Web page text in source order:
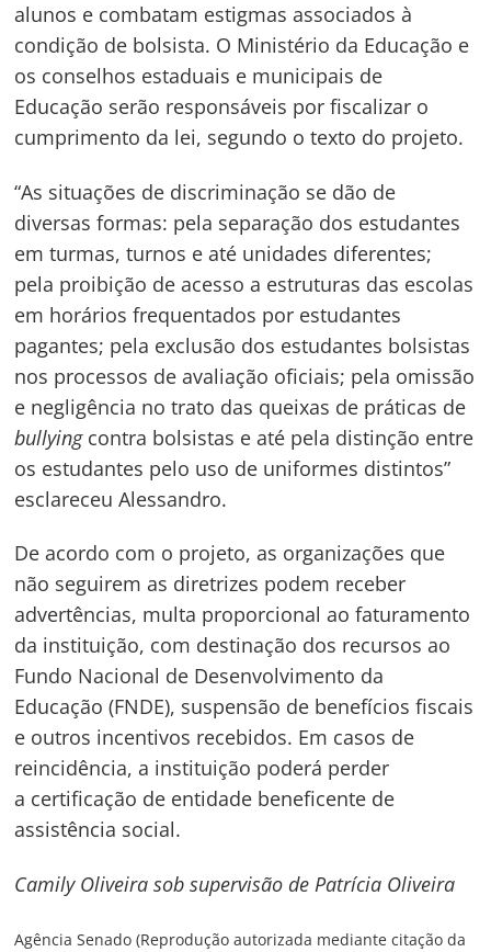
alunos e combatam estigmas associados à
condição de bolsista. O Ministério da Educação e
os conselhos estaduais e municipais de
Educação serão responsáveis por fiscalizar o
cumprimento da lei, segundo o texto do projeto.
“As situações de discriminação se dão de
diversas formas: pela separação dos estudantes
em turmas, turnos e até unidades diferentes;
pela proibição de acesso a estruturas das escolas
em horários frequentados por estudantes
pagantes; pela exclusão dos estudantes bolsistas
nos processos de avaliação oficiais; pela omissão
e negligência no trato das queixas de práticas de
bullyingcontra bolsistas e até pela distinção entre
os estudantes pelo uso de uniformes distintos”
esclareceuAlessandro.
De acordo com o projeto, as organizações que
não seguirem as diretrizes podem receber
advertências, multa proporcional ao faturamento
da instituição, com destinação dos recursos ao
Fundo Nacional de Desenvolvimento da
Educação (FNDE), suspensão de benefícios fiscais
e outros incentivos recebidos. Em casos de
reincidência, a instituição poderá perder
a certificação de entidade beneficente de
assistência social.
Camily Oliveira sob supervisão de Patrícia Oliveira
Agência Senado (Reprodução autorizada mediante citação da
Navegação
de
Post